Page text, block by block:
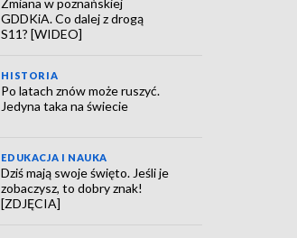
GDDKiA. Co dalej z drogą
S11? [WIDEO]
HISTORIA
Po latach znów może ruszyć.
Jedyna taka na świecie
EDUKACJA I NAUKA
Dziś mają swoje święto. Jeśli je
zobaczysz, to dobry znak!
[ZDJĘCIA]